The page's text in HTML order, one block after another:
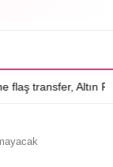
Vlad Ivanov